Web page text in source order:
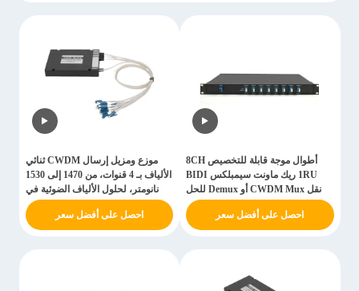
أطوال موجة قابلة للتخصيص 8CH
1RU ريك ماونت سيمبلكس BIDI
نقل CWDM Mux أو Demux للحل
البصري
احصل على أفضل سعر
موزع ومزيل إرسال CWDM ثنائي
الألياف بـ 4 قنوات، من 1470 إلى 1530
نانومتر، لحلول الألياف الضوئية في
شبكات الوصول الحضرية، وواجهة 5G
الأمامية، ومراكز البيانات
احصل على أفضل سعر